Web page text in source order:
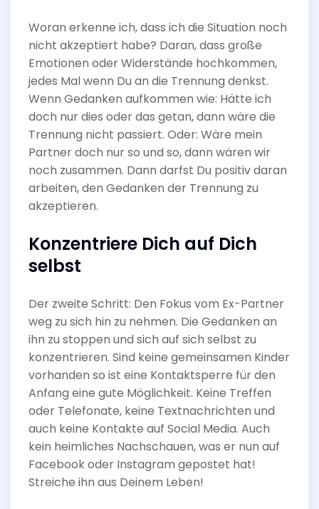
Woran erkenne ich, dass ich die Situation noch
nicht akzeptiert habe? Daran, dass große
Emotionen oder Widerstände hochkommen,
jedes Mal wenn Du an die Trennung denkst.
Wenn Gedanken aufkommen wie: Hätte ich
doch nur dies oder das getan, dann wäre die
Trennung nicht passiert. Oder: Wäre mein
Partner doch nur so und so, dann wären wir
noch zusammen. Dann darfst Du positiv daran
arbeiten, den Gedanken der Trennung zu
akzeptieren.
Konzentriere Dich auf Dich
selbst
Der zweite Schritt: Den Fokus vom Ex-Partner
weg zu sich hin zu nehmen. Die Gedanken an
ihn zu stoppen und sich auf sich selbst zu
konzentrieren. Sind keine gemeinsamen Kinder
vorhanden so ist eine Kontaktsperre für den
Anfang eine gute Möglichkeit. Keine Treffen
oder Telefonate, keine Textnachrichten und
auch keine Kontakte auf Social Media. Auch
kein heimliches Nachschauen, was er nun auf
Facebook oder Instagram gepostet hat!
Streiche ihn aus Deinem Leben!